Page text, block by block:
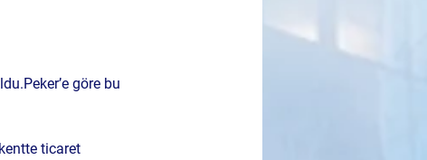
göre bu
ticaret